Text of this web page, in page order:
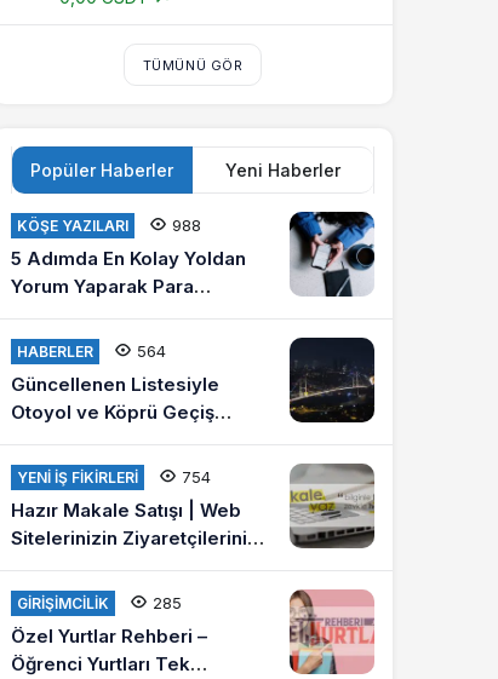
TÜMÜNÜ GÖR
Popüler Haberler Yeni Haberler
KÖŞE YAZILARI 988
5 Adımda En Kolay Yoldan
Yorum Yaparak Para
Kazanma
HABERLER 564
Güncellenen Listesiyle
Otoyol ve Köprü Geçiş
Ücretleri 2021
YENI İŞ FIKIRLERI 754
Hazır Makale Satışı | Web
Sitelerinizin Ziyaretçilerini
Arttırın
GIRIŞIMCILIK 285
Özel Yurtlar Rehberi –
Öğrenci Yurtları Tek